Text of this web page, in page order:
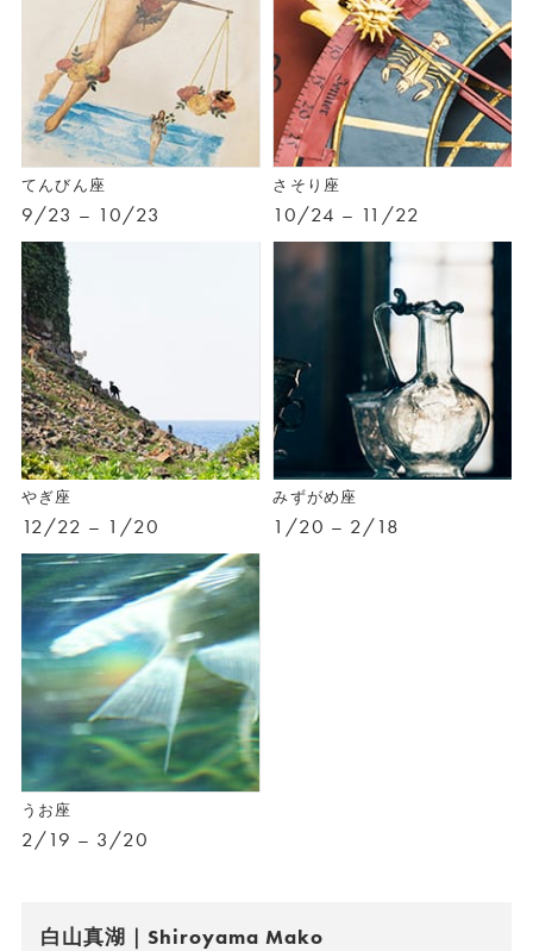
てんびん座
9/23 – 10/23
さそり座
10/24 – 11/22
やぎ座
12/22 – 1/20
みずがめ座
1/20 – 2/18
うお座
2/19 – 3/20
白山真湖｜Shiroyama Mako